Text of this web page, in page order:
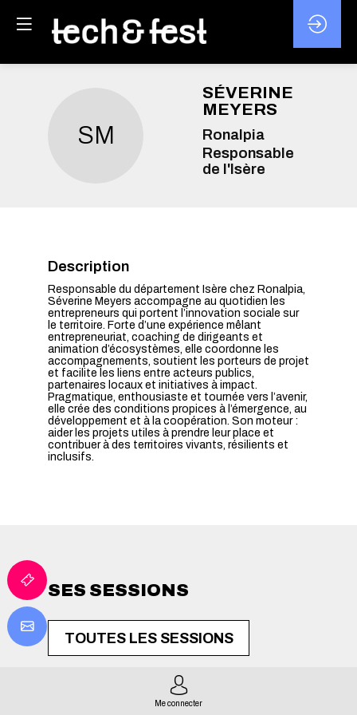
SM
SÉVERINE
MEYERS
Ronalpia
Responsable
de l'Isère
Description
Responsable du département Isère chez Ronalpia,
Séverine Meyers accompagne au quotidien les
entrepreneurs qui portent l’innovation sociale sur
le territoire. Forte d’une expérience mêlant
entrepreneuriat, coaching de dirigeants et
animation d’écosystèmes, elle coordonne les
accompagnements, soutient les porteurs de projet
et facilite les liens entre acteurs publics,
partenaires locaux et initiatives à impact.
Pragmatique, enthousiaste et tournée vers l’avenir,
elle crée des conditions propices à l’émergence, au
développement et à la coopération. Son moteur :
aider les projets utiles à prendre leur place et
contribuer à des territoires vivants, résilients et
inclusifs.
SES SESSIONS
TOUTES LES SESSIONS
Me connecter